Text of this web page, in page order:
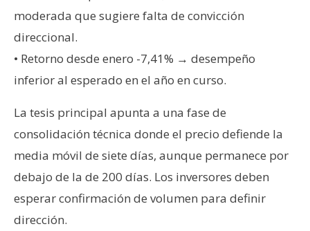
e
m
a
R
e
c
r
s
o
moderada que sugiere falta de convicción
direccional.
• Retorno desde enero -7,41% → desempeño
inferior al esperado en el año en curso.
La tesis principal apunta a una fase de
consolidación técnica donde el precio defiende la
media móvil de siete días, aunque permanece por
debajo de la de 200 días. Los inversores deben
esperar confirmación de volumen para definir
dirección.